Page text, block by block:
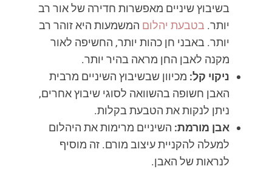
בשיבוץ שיניים מאפשרות חדירה של אור רב
יותר. בטבעת יהלום המשמעות היא זוהר רב
יותר. באבני חן כהות יותר, החשיפה לאור
מקנה לאבן החן מראה בהיר יותר.
ניקוי קל: מכיוון שבשיבוץ השיניים מרבית
האבן חשופה בהשוואה לסוגי שיבוץ אחרים,
ניתן לנקות את הטבעת בקלות.
אבן מורמת: השיניים מרימות את היהלום
למעלה להקניית עיצוב מורם. זה מוסיף
לנראות של האבן.